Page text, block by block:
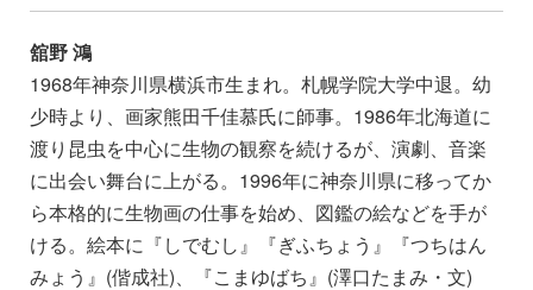
舘野 鴻
1968年神奈川県横浜市生まれ。札幌学院大学中退。幼
少時より、画家熊田千佳慕氏に師事。1986年北海道に
渡り昆虫を中心に生物の観察を続けるが、演劇、音楽
に出会い舞台に上がる。1996年に神奈川県に移ってか
ら本格的に生物画の仕事を始め、図鑑の絵などを手が
ける。絵本に『しでむし』『ぎふちょう』『つちはん
みょう』(偕成社)、『こまゆばち』(澤口たまみ・文)